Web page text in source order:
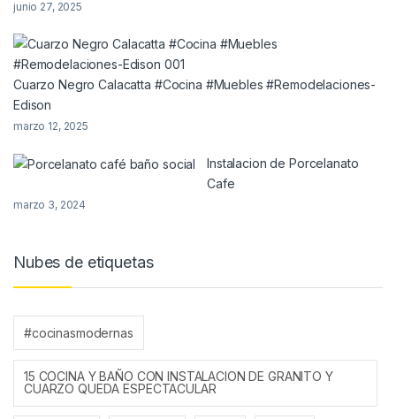
junio 27, 2025
Cuarzo Negro Calacatta #Cocina #Muebles #Remodelaciones-
Edison
marzo 12, 2025
Instalacion de Porcelanato
Cafe
marzo 3, 2024
Nubes de etiquetas
#cocinasmodernas
15 COCINA Y BAÑO CON INSTALACION DE GRANITO Y
CUARZO QUEDA ESPECTACULAR